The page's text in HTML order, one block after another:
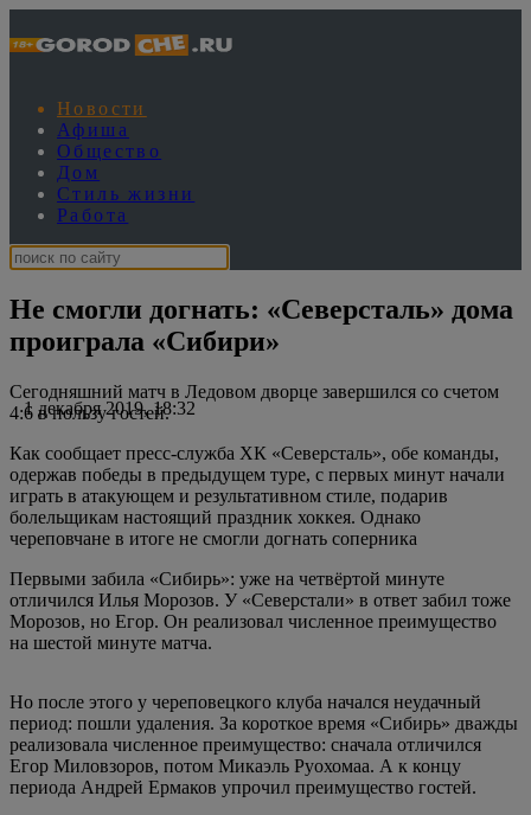
Новости
Афиша
Общество
Дом
Стиль жизни
Работа
Не смогли догнать: «Северсталь» дома
проиграла «Сибири»
1 декабря 2019, 18:32
Сегодняшний матч в Ледовом дворце завершился со счетом
4:6 в пользу гостей.
Как сообщает пресс-служба ХК «Северсталь», обе команды,
одержав победы в предыдущем туре, с первых минут начали
играть в атакующем и результативном стиле, подарив
болельщикам настоящий праздник хоккея. Однако
череповчане в итоге не смогли догнать соперника
Первыми забила «Сибирь»: уже на четвёртой минуте
отличился Илья Морозов. У «Северстали» в ответ забил тоже
Морозов, но Егор. Он реализовал численное преимущество
на шестой минуте матча.
Но после этого у череповецкого клуба начался неудачный
период: пошли удаления. За короткое время «Сибирь» дважды
реализовала численное преимущество: сначала отличился
Егор Миловзоров, потом Микаэль Руохомаа. А к концу
периода Андрей Ермаков упрочил преимущество гостей.